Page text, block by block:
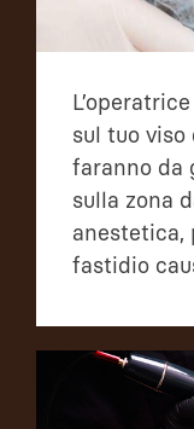
sul tuo
faranno da
sulla zona
anestetica,
fastidio